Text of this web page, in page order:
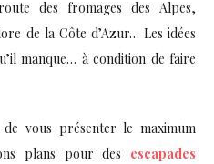
des fromages des Alpes,
de la Côte d’Azur… Les idées
manque… à condition de faire
vous présenter le maximum
plans pour des escapades